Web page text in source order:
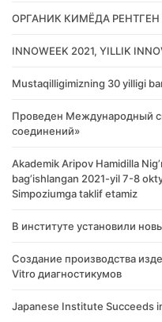
ОРГАНИК КИМЁДА
INNOWEEK 2021, YILLIK
Mustaqilligimizning 30 yilligi
Проведен Международный
соединений»
Akademik Аripov Hamidilla
bagʼishlangan 2021-yil 7-8
Simpoziumga taklif etamiz
В институте установили
Создание производства
Vitro диагностикумов
Japanese Institute Succeeds